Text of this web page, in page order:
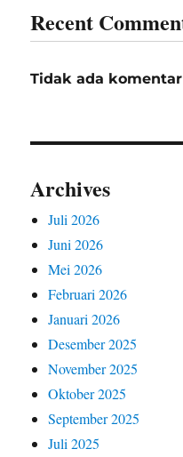
Recent
Tidak ada
Archives
Juli 2026
Juni 2026
Mei 2026
Februari 2026
Januari 2026
Desember 2025
November 2025
Oktober 2025
September 2025
Juli 2025